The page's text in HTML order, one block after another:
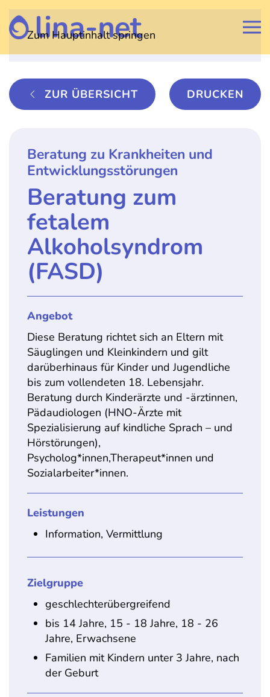
Zum Hauptinhalt springen
ZUR ÜBERSICHT DRUCKEN
Beratung zu Krankheiten und
Entwicklungsstörungen
Beratung zum
fetalem
Alkoholsyndrom
(FASD)
Angebot
Diese Beratung richtet sich an Eltern mit
Säuglingen und Kleinkindern und gilt
darüberhinaus für Kinder und Jugendliche
bis zum vollendeten 18. Lebensjahr.
Beratung durch Kinderärzte und -ärztinnen,
Pädaudiologen (HNO-Ärzte mit
Spezialisierung auf kindliche Sprach – und
Hörstörungen),
Psycholog*innen,Therapeut*innen und
Sozialarbeiter*innen.
Leistungen
Information, Vermittlung
Zielgruppe
geschlechterübergreifend
bis 14 Jahre, 15 - 18 Jahre, 18 - 26
Jahre, Erwachsene
Familien mit Kindern unter 3 Jahre, nach
der Geburt